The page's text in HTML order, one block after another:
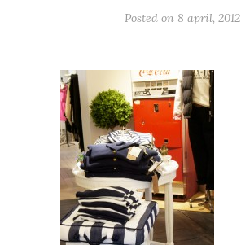
Posted on 8 april, 2012